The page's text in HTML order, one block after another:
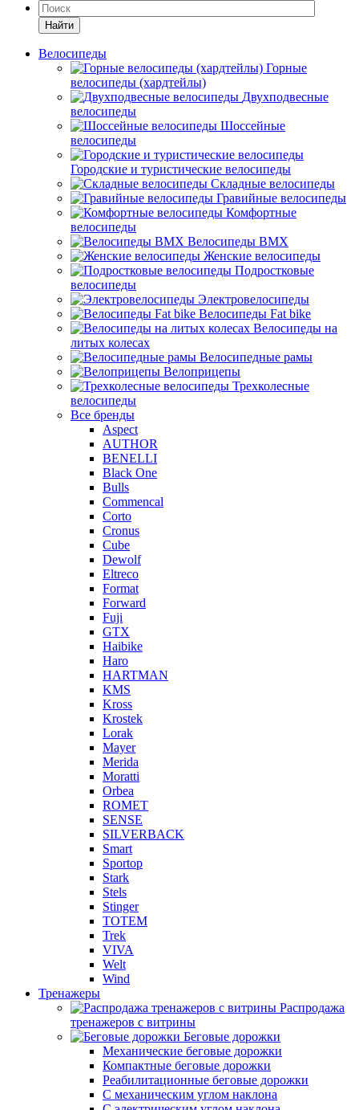
Найти
Велосипеды
Горные
велосипеды (хардтейлы)
Двухподвесные
велосипеды
Шоссейные
велосипеды
Городские и туристические велосипеды
Складные велосипеды
Гравийные велосипеды
Комфортные
велосипеды
Велосипеды BMX
Женские велосипеды
Подростковые
велосипеды
Электровелосипеды
Велосипеды Fat bike
Велосипеды на
литых колесах
Велосипедные рамы
Велоприцепы
Трехколесные
велосипеды
Все бренды
Aspect
AUTHOR
BENELLI
Black One
Bulls
Commencal
Corto
Cronus
Cube
Dewolf
Eltreco
Format
Forward
Fuji
GTX
Haibike
Haro
HARTMAN
KMS
Kross
Krostek
Lorak
Mayer
Merida
Moratti
Orbea
ROMET
SENSE
SILVERBACK
Smart
Sportop
Stark
Stels
Stinger
TOTEM
Trek
VIVA
Welt
Wind
Тренажеры
Распродажа
тренажеров с витрины
Беговые дорожки
Механические беговые дорожки
Компактные беговые дорожки
Реабилитационные беговые дорожки
С механическим углом наклона